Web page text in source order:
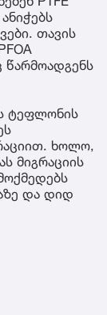
თავის
ტეფლონის
ხოლო,
მიგრაციის
და დიდ